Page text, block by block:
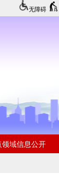
无障碍